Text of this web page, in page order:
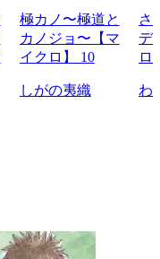
極カノ〜極道と
カノジョ〜【マ
イクロ】 10
しがの夷織
さ
デ
ロ
わ